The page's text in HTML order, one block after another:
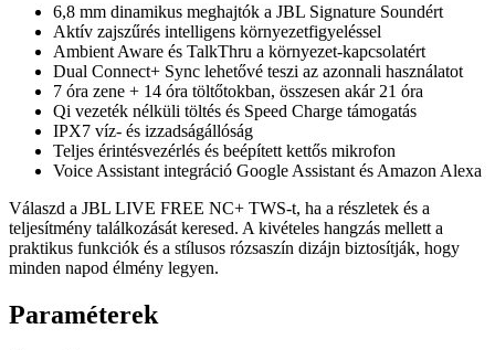
6,8 mm dinamikus meghajtók a JBL Signature Soundért
Aktív zajszűrés intelligens környezetfigyeléssel
Ambient Aware és TalkThru a környezet-kapcsolatért
Dual Connect+ Sync lehetővé teszi az azonnali használatot
7 óra zene + 14 óra töltőtokban, összesen akár 21 óra
Qi vezeték nélküli töltés és Speed Charge támogatás
IPX7 víz- és izzadságállóság
Teljes érintésvezérlés és beépített kettős mikrofon
Voice Assistant integráció Google Assistant és Amazon Alexa
Válaszd a JBL LIVE FREE NC+ TWS-t, ha a részletek és a
teljesítmény találkozását keresed. A kivételes hangzás mellett a
praktikus funkciók és a stílusos rózsaszín dizájn biztosítják, hogy
minden napod élmény legyen.
Paraméterek